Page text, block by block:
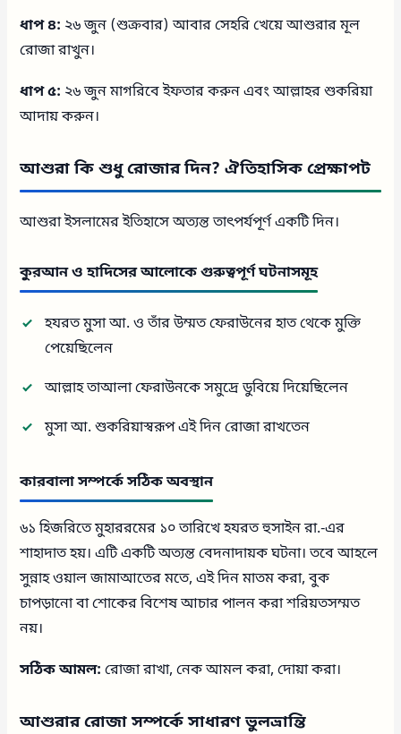
ধাপ ৪: ২৬ জুন (শুক্রবার) আবার সেহরি খেয়ে আশুরার মূল
রোজা রাখুন।
ধাপ ৫: ২৬ জুন মাগরিবে ইফতার করুন এবং আল্লাহর শুকরিয়া
আদায় করুন।
আশুরা কি শুধু রোজার দিন? ঐতিহাসিক প্রেক্ষাপট
আশুরা ইসলামের ইতিহাসে অত্যন্ত তাৎপর্যপূর্ণ একটি দিন।
কুরআন ও হাদিসের আলোকে গুরুত্বপূর্ণ ঘটনাসমূহ
হযরত মুসা আ. ও তাঁর উম্মত ফেরাউনের হাত থেকে মুক্তি
পেয়েছিলেন
আল্লাহ তাআলা ফেরাউনকে সমুদ্রে ডুবিয়ে দিয়েছিলেন
মুসা আ. শুকরিয়াস্বরূপ এই দিন রোজা রাখতেন
কারবালা সম্পর্কে সঠিক অবস্থান
৬১ হিজরিতে মুহাররমের ১০ তারিখে হযরত হুসাইন রা.-এর
শাহাদাত হয়। এটি একটি অত্যন্ত বেদনাদায়ক ঘটনা। তবে আহলে
সুন্নাহ ওয়াল জামাআতের মতে, এই দিন মাতম করা, বুক
চাপড়ানো বা শোকের বিশেষ আচার পালন করা শরিয়তসম্মত
নয়।
সঠিক আমল: রোজা রাখা, নেক আমল করা, দোয়া করা।
আশুরার রোজা সম্পর্কে সাধারণ ভুলভ্রান্তি